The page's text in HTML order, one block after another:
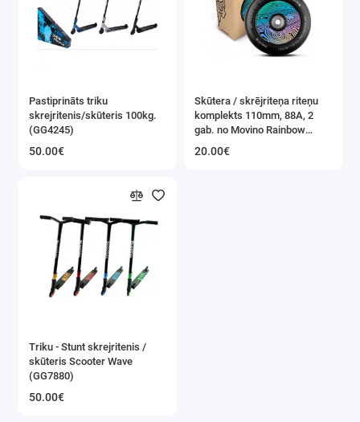
Pastiprināts triku
skrejritenis/skūteris 100kg.
(GG4245)
50.00€
Skūtera / skrējriteņa riteņu
komplekts 110mm, 88A, 2
gab. no Movino Rainbow
20.00€
Triku - Stunt skrejritenis /
skūteris Scooter Wave
(GG7880)
50.00€